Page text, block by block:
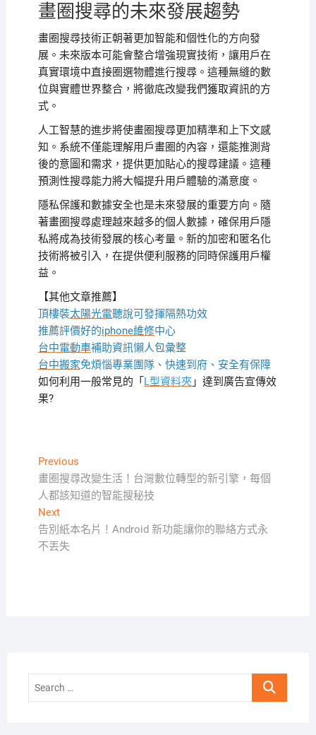
畫圈搜尋的未來發展趨勢
畫圈搜尋技術正朝著更加智能和個性化的方向發
展。未來版本可能會整合增強現實技術，讓用戶在
真實環境中直接圈選物體進行搜尋。這種無縫的數
位與實體世界整合，將徹底改變我們獲取資訊的方
式。
人工智慧的進步將使畫圈搜尋更加精準和上下文感
知。系統不僅能理解用戶畫圈的內容，還能推測背
後的意圖和需求，提供更加貼心的搜尋建議。這種
預測性搜尋能力將大幅提升用戶體驗的滿意度。
隱私保護和數據安全也是未來發展的重要方向。隨
著畫圈搜尋處理越來越多的個人數據，確保用戶隱
私將成為技術發展的核心考量。新的加密和匿名化
技術將被引入，在提供便利服務的同時保護用戶權
益。
【其他文章推薦】
頂樓裝太陽光電聽說可發揮隔熱功效
推薦評價好的iphone維修中心
台中電動車補助資訊懶人包彙整
台中搬家免煩惱專業團隊、快速到府、安全有保障
如何利用一般常見的「 L型資料夾」達到廣告宣傳效
果?
文
章
導
覽
PreviousPrevious
post:
畫圈搜尋改變生活！台灣數位轉型的新引擎，每個
人都該知道的智能搜秘技
NextNext
post:
告別紙本名片！Android 新功能讓你的聯絡方式永
不丟失
Search